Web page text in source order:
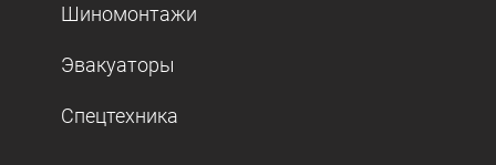
Шиномонтажи
Эвакуаторы
Спецтехника